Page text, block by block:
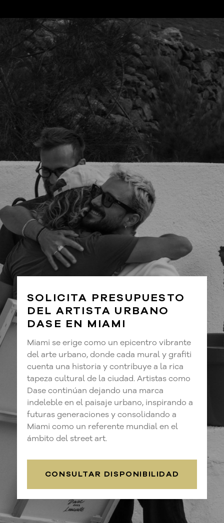
SOLICITA PRESUPUESTO
DEL ARTISTA URBANO
DASE EN MIAMI
Miami se erige como un epicentro vibrante
del arte urbano, donde cada mural y grafiti
cuenta una historia y contribuye a la rica
tapeza cultural de la ciudad. Artistas como
Dase continúan dejando una marca
indeleble en el paisaje urbano, inspirando a
futuras generaciones y consolidando a
Miami como un referente mundial en el
ámbito del street art.
CONSULTAR DISPONIBILIDAD